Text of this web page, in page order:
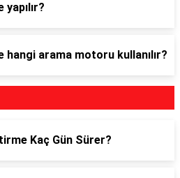
hangi arama motoru kullanılır?
Kaç Gün Sürer?